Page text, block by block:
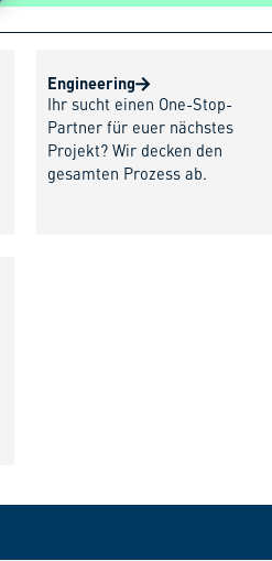
Engineering
Ihr sucht einen One-Stop-
Partner für euer nächstes
Projekt? Wir decken den
gesamten Prozess ab.